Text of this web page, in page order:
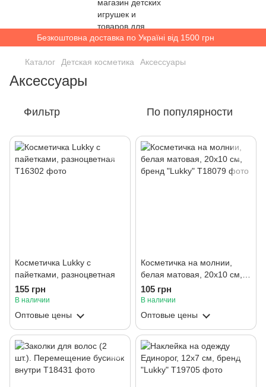
Безкоштовна доставка по Україні від 1500 грн
Каталог Детская косметика Аксессуары
Аксессуары
Фильтр По популярности
Косметичка Lukky с
пайетками, разноцветная
155 грн
В наличии
Оптовые цены
Косметичка на молнии,
белая матовая, 20х10 см,
бренд "Lukky"
105 грн
В наличии
Оптовые цены